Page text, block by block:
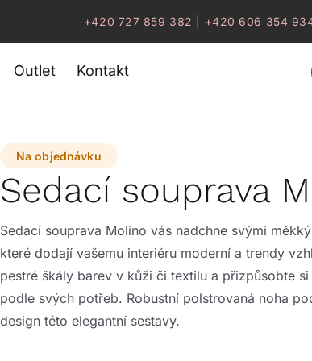
+420 727 859 382 +420 606 354
Outlet Kontakt
Na objednávku
Sedací souprava
Sedací souprava Molino vás nadchne svými
které dodají vašemu interiéru moderní a trendy
pestré škály barev v kůži či textilu a přizpůsobte
podle svých potřeb. Robustní polstrovaná noha
design této elegantní sestavy.